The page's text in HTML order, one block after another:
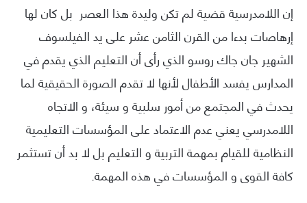
إن اللامدرسية قضية لم تكن وليدة هذا العصر بل كان لها
إرهاصات بدءا من القرن الثامن عشر على يد الفيلسوف
الشهير جان جاك روسو الذي رأى أن التعليم الذي يقدم في
المدارس يفسد الأطفال لأنها لا تقدم الصورة الحقيقية لما
يحدث في المجتمع من أمور سلبية و سيئة، و الاتجاه
اللامدرسي يعني عدم الاعتماد على المؤسسات التعليمية
النظامية للقيام بمهمة التربية و التعليم بل لا بد أن تستثمر
كافة القوى و المؤسسات في هذه المهمة.